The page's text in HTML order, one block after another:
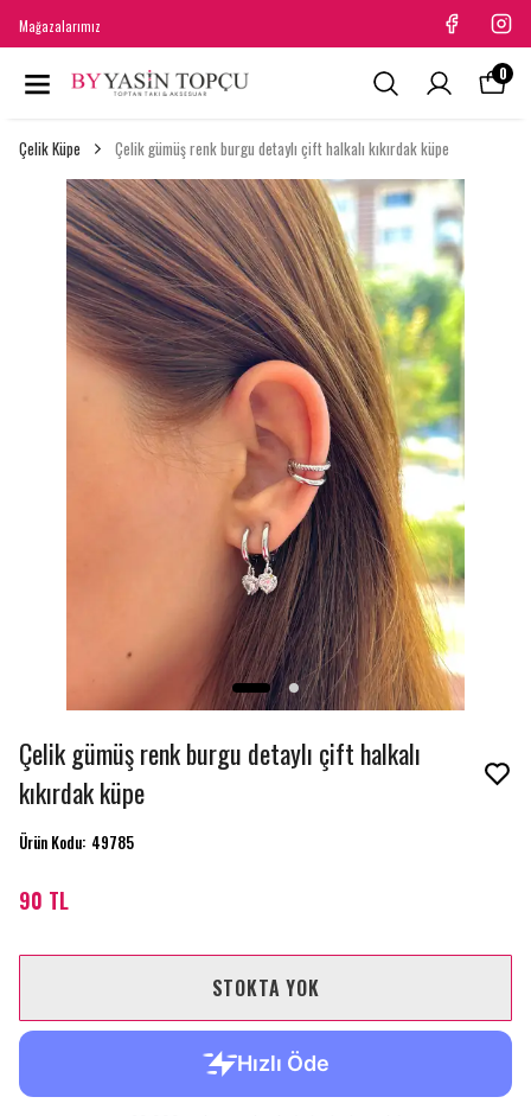
Mağazalarımız
0
Çelik Küpe Çelik gümüş renk burgu detaylı çift halkalı kıkırdak küpe
Çelik gümüş renk burgu detaylı çift halkalı
kıkırdak küpe
Ürün Kodu: 49785
90 TL
STOKTA YOK